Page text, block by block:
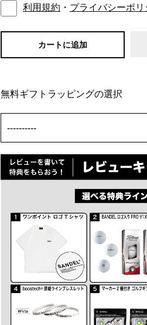
利用規約 ・ プライバシーポリ
カートに追加
無料ギフトラッピングの選択